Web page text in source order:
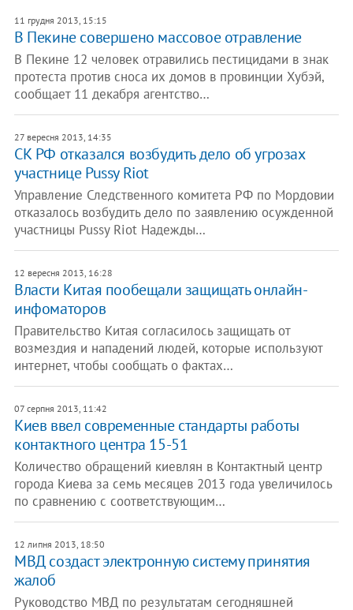
11 грудня 2013, 15:15
В Пекине совершено массовое отравление
В Пекине 12 человек отравились пестицидами в знак
протеста против сноса их домов в провинции Хубэй,
сообщает 11 декабря агентство…
27 вересня 2013, 14:35
​СК РФ отказался возбудить дело об угрозах
участнице Pussy Riot
Управление Следственного комитета РФ по Мордовии
отказалось возбудить дело по заявлению осужденной
участницы Pussy Riot Надежды…
12 вересня 2013, 16:28
Власти Китая пообещали защищать онлайн-
инфоматоров
Правительство Китая согласилось защищать от
возмездия и нападений людей, которые используют
интернет, чтобы сообщать о фактах…
07 серпня 2013, 11:42
Киев ввел современные стандарты работы
контактного центра 15-51
Количество обращений киевлян в Контактный центр
города Киева за семь месяцев 2013 года увеличилось
по сравнению с соответствующим…
12 липня 2013, 18:50
МВД создаст электронную систему принятия
жалоб
Руководство МВД по результатам сегодняшней